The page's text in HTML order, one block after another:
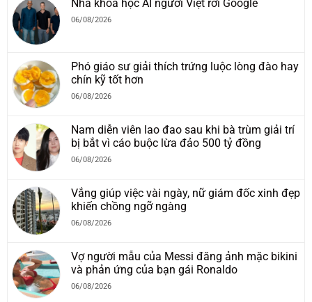
Nhà khoa học AI người Việt rời Google
06/08/2026
Phó giáo sư giải thích trứng luộc lòng đào hay
chín kỹ tốt hơn
06/08/2026
Nam diễn viên lao đao sau khi bà trùm giải trí
bị bắt vì cáo buộc lừa đảo 500 tỷ đồng
06/08/2026
Vắng giúp việc vài ngày, nữ giám đốc xinh đẹp
khiến chồng ngỡ ngàng
06/08/2026
Vợ người mẫu của Messi đăng ảnh mặc bikini
và phản ứng của bạn gái Ronaldo
06/08/2026